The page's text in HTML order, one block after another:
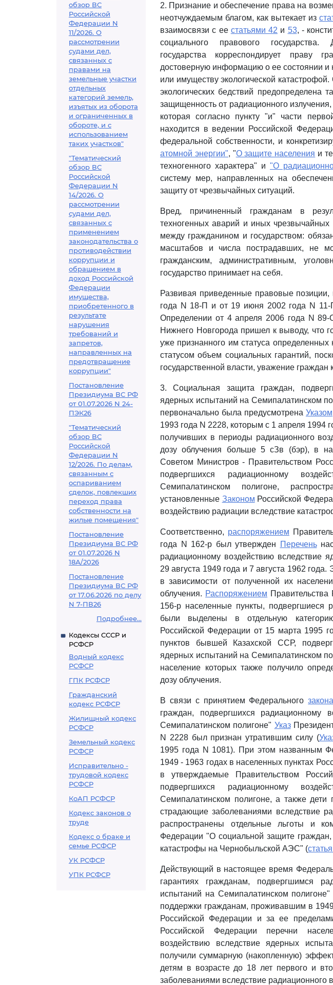
обзор ВС
Российской
Федерации N
11/2026. О
рассмотрении
судами дел,
связанных с
правами на
земельные участки
отдельных
категорий земель,
изъятых из оборота
и ограниченных в
обороте, и с
использованием
таких участков"
"Тематический
обзор ВС
Российской
Федерации N
14/2026. О
рассмотрении
судами дел,
связанных с
применением
законодательства о
противодействии
коррупции и
обращением в
доход Российской
Федерации
имущества,
приобретенного в
результате
нарушения
требований и
запретов,
направленных на
предотвращение
коррупции"
Постановление
Президиума ВС РФ
от 01.07.2026 N 24-
ПЭК26
"Тематический
обзор ВС
Российской
Федерации N
12/2026. По делам,
связанным с
оспариванием
сделок, повлекших
переход права
собственности на
жилые помещения"
Постановление
Президиума ВС РФ
от 01.07.2026 N
18А/2026
Постановление
Президиума ВС РФ
от 17.06.2026 по делу
N 7-ПВ26
Подробнее...
Кодексы СССР и
РСФСР
Водный кодекс
РСФСР
ГПК РСФСР
Гражданский
кодекс РСФСР
Жилищный кодекс
РСФСР
Земельный кодекс
РСФСР
Исправительно -
трудовой кодекс
РСФСР
КоАП РСФСР
Кодекс законов о
труде
Кодекс о браке и
семье РСФСР
УК РСФСР
УПК РСФСР
2. Признание и обеспечение права на
неотчуждаемым благом, как вытекает из
взаимосвязи с ее статьями 42 и 53, -
социального правового государства.
государства корреспондирует праву
достоверную информацию о ее состоянии
или имуществу экологической
экологических бедствий
защищенность от радиационного
которая согласно пункту "и" части
находится в ведении Российской
федеральной собственности, и
атомной энергии", "О защите населения и
техногенного характера" и "О
систему мер, направленных на
защиту от чрезвычайных ситуаций.
Вред, причиненный гражданам в
техногенных аварий и иных
между гражданином и государством:
масштабов и числа пострадавших, не
гражданским, административным,
государство принимает на себя.
Развивая приведенные правовые
года N 18-П и от 19 июня 2002 года N 11-
Определении от 4 апреля 2006 года N 89-
Нижнего Новгорода пришел к выводу, что
уже признанного им статуса
статусом объем социальных гарантий,
государственной власти, уважение граждан
3. Социальная защита граждан,
ядерных испытаний на Семипалатинском
первоначально была предусмотрена Указом
1993 года N 2228, которым с 1 апреля 1994
получивших в периоды радиационного
дозу облучения больше 5 сЗв (бэр), в
Советом Министров - Правительством
подвергшихся радиационному
Семипалатинском полигоне,
установленные Законом Российской
воздействию радиации вследствие
Соответственно, распоряжением
года N 162-р был утвержден
Перечень
радиационному воздействию вследствие
29 августа 1949 года и 7 августа 1962
в зависимости от полученной их
облучения. Распоряжением
156-р населенные пункты, подвергшиеся
были выделены в отдельную
Российской Федерации от 15 марта 1995
пунктов бывшей Казахской ССР,
ядерных испытаний на Семипалатинском
население которых также получило
дозу облучения.
В связи с принятием Федеральногозакона
граждан, подвергшихся радиационному
Семипалатинском полигоне" Указ
N 2228 был признан утратившим силу (
1995 года N 1081). При этом названным
1949 - 1963 годах в населенных пунктах
в утверждаемые Правительством
подвергшихся радиационному
Семипалатинском полигоне, а также дети
страдающие заболеваниями вследствие
распространены отдельные льготы и
Федерации "О социальной защите
катастрофы на Чернобыльской АЭС" (
Действующий в настоящее время
гарантиях гражданам, подвергшимся
испытаний на Семипалатинском
поддержки гражданам, проживавшим в
Российской Федерации и за ее
Российской Федерации перечни
воздействию вследствие ядерных
получили суммарную (накопленную)
детям в возрасте до 18 лет первого и
заболеваниями вследствие радиационного